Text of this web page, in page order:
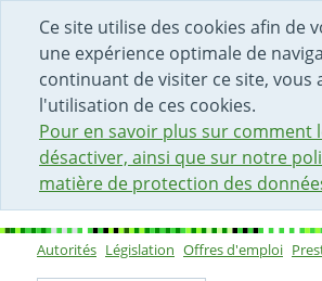
Ce site utilise des cookies afin de
une expérience optimale de
continuant de visiter ce site, vous
l'utilisation de ces cookies.
Pour en savoir plus sur comment
désactiver, ainsi que sur notre
matière de protection des
DÉBUT DU CONTENU DE LA PAGE
ACCÈS AU CHAMP DE RECHERCHE
PAGE D'ACCUEIL
FORMULAIRE DE CONTACT
Autorités Législation Offres d'emploi